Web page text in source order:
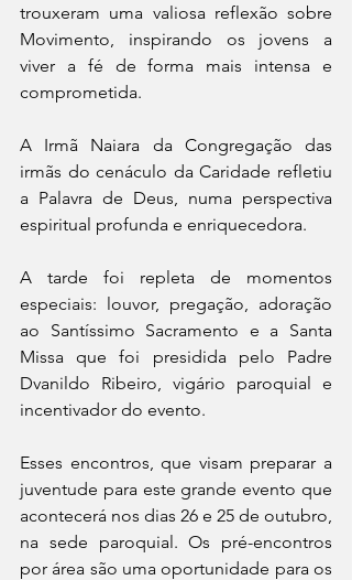
trouxeram uma valiosa reflexão sobre
Movimento, inspirando os jovens a
viver a fé de forma mais intensa e
comprometida.
A Irmã Naiara da Congregação das
irmãs do cenáculo da Caridade refletiu
a Palavra de Deus, numa perspectiva
espiritual profunda e enriquecedora.
A tarde foi repleta de momentos
especiais: louvor, pregação, adoração
ao Santíssimo Sacramento e a Santa
Missa que foi presidida pelo Padre
Dvanildo Ribeiro, vigário paroquial e
incentivador do evento.
Esses encontros, que visam preparar a
juventude para este grande evento que
acontecerá nos dias 26 e 25 de outubro,
na sede paroquial. Os pré-encontros
por área são uma oportunidade para os